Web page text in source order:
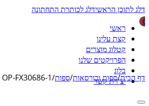
דלג לתוכן הראשידלג לכותרת התחתונה
0
ראשי
קצת עלינו
קטלוג מוצרים
הפרויקטים שלנו
בלוג
יצירת קשרדף הבית/ספות וכורסאות/ספות/
OP-FX30686-1